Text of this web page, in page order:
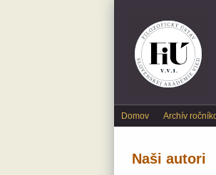
Main menu
Domov Archív
Naši autori